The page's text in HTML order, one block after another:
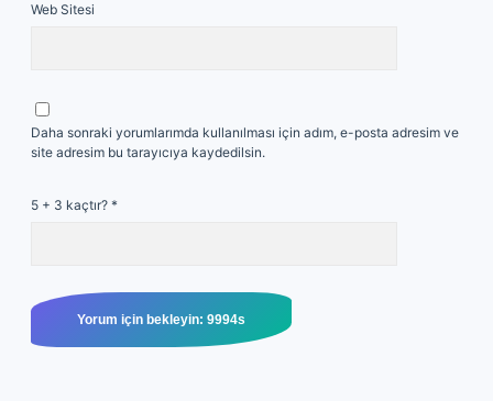
Web Sitesi
Daha sonraki yorumlarımda kullanılması için adım, e-posta adresim ve
site adresim bu tarayıcıya kaydedilsin.
5 + 3 kaçtır? *